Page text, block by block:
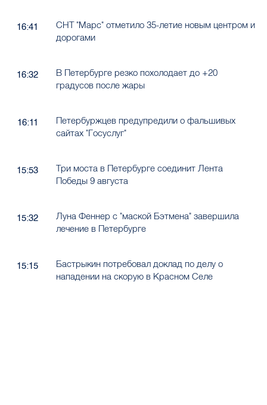
16:41
СНТ "Марс" отметило 35-летие новым центром и
дорогами
16:32
В Петербурге резко похолодает до +20
градусов после жары
16:11
Петербуржцев предупредили о фальшивых
сайтах "Госуслуг"
15:53
Три моста в Петербурге соединит Лента
Победы 9 августа
15:32
Луна Феннер с "маской Бэтмена" завершила
лечение в Петербурге
15:15
Бастрыкин потребовал доклад по делу о
нападении на скорую в Красном Селе